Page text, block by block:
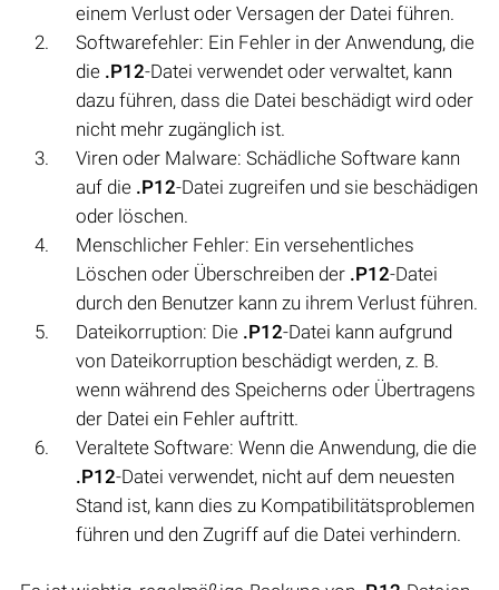
einem Verlust oder Versagen der Datei führen.
Softwarefehler: Ein Fehler in der Anwendung, die
die .P12-Datei verwendet oder verwaltet, kann
dazu führen, dass die Datei beschädigt wird oder
nicht mehr zugänglich ist.
Viren oder Malware: Schädliche Software kann
auf die .P12-Datei zugreifen und sie beschädigen
oder löschen.
Menschlicher Fehler: Ein versehentliches
Löschen oder Überschreiben der .P12-Datei
durch den Benutzer kann zu ihrem Verlust führen.
Dateikorruption: Die .P12-Datei kann aufgrund
von Dateikorruption beschädigt werden, z. B.
wenn während des Speicherns oder Übertragens
der Datei ein Fehler auftritt.
Veraltete Software: Wenn die Anwendung, die die
.P12-Datei verwendet, nicht auf dem neuesten
Stand ist, kann dies zu Kompatibilitätsproblemen
führen und den Zugriff auf die Datei verhindern.